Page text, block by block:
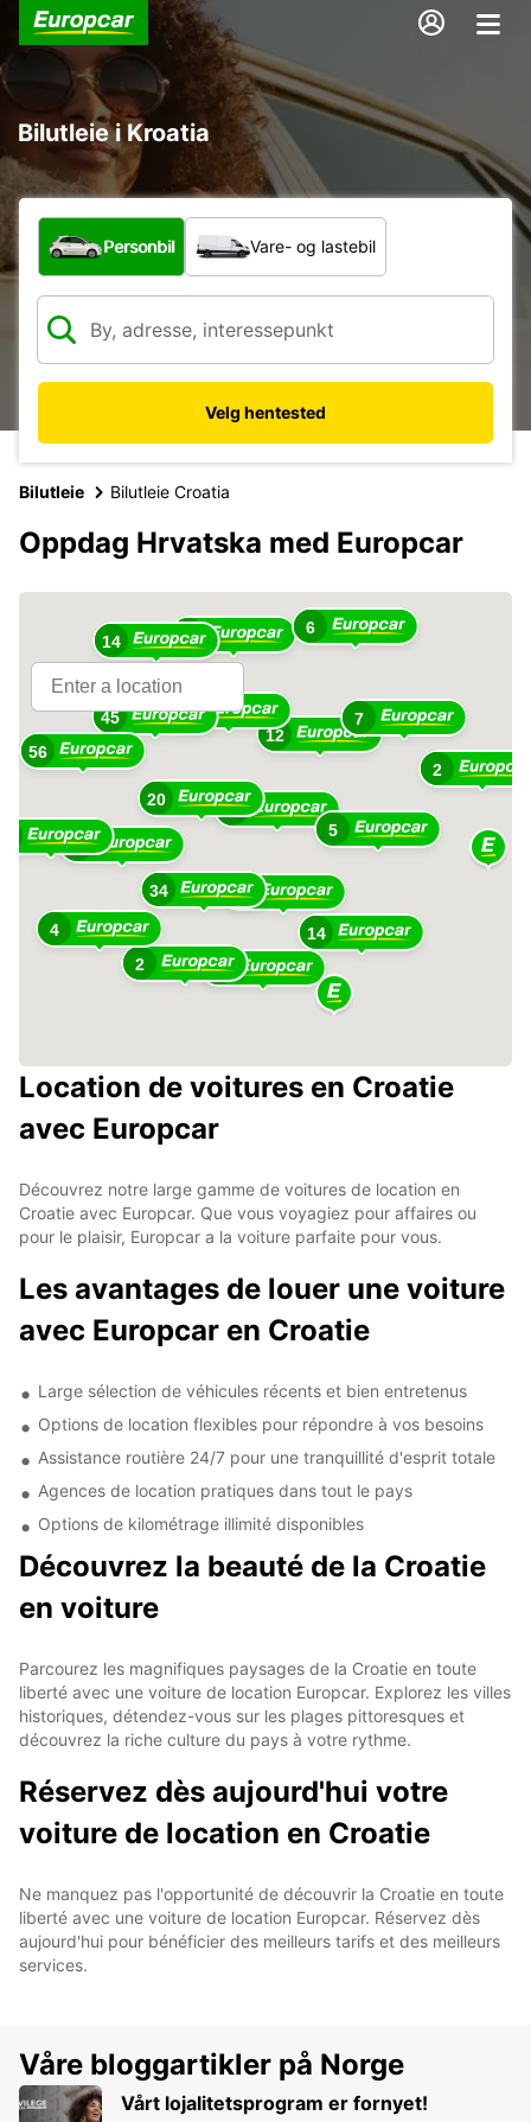
Bilutleie i Kroatia
Hvilken type bil?
Personbil Vare- og lastebil
Velg hentested
Bilutleie Bilutleie Croatia
Oppdag Hrvatska med Europcar
26
20
23
34
12
5
9
37
14
13
45
2
7
11
56
4
14
6
2
Location de voitures en Croatie
avec Europcar
Découvrez notre large gamme de voitures de location en
Croatie avec Europcar. Que vous voyagiez pour affaires ou
pour le plaisir, Europcar a la voiture parfaite pour vous.
Les avantages de louer une voiture
avec Europcar en Croatie
Large sélection de véhicules récents et bien entretenus
Options de location flexibles pour répondre à vos besoins
Assistance routière 24/7 pour une tranquillité d'esprit totale
Agences de location pratiques dans tout le pays
Options de kilométrage illimité disponibles
Découvrez la beauté de la Croatie
en voiture
Parcourez les magnifiques paysages de la Croatie en toute
liberté avec une voiture de location Europcar. Explorez les villes
historiques, détendez-vous sur les plages pittoresques et
découvrez la riche culture du pays à votre rythme.
Réservez dès aujourd'hui votre
voiture de location en Croatie
Ne manquez pas l'opportunité de découvrir la Croatie en toute
liberté avec une voiture de location Europcar. Réservez dès
aujourd'hui pour bénéficier des meilleurs tarifs et des meilleurs
services.
Våre bloggartikler på Norge
Vårt lojalitetsprogram er fornyet!